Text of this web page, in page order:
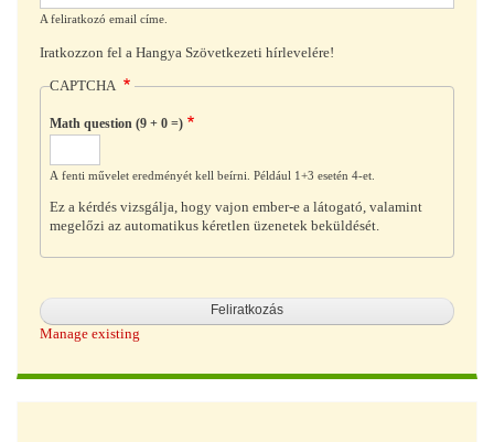
A feliratkozó email címe.
Iratkozzon fel a Hangya Szövetkezeti hírlevelére!
CAPTCHA
Math question (9 + 0 =)
A fenti művelet eredményét kell beírni. Például 1+3 esetén 4-et.
Ez a kérdés vizsgálja, hogy vajon ember-e a látogató, valamint
megelőzi az automatikus kéretlen üzenetek beküldését.
Manage existing